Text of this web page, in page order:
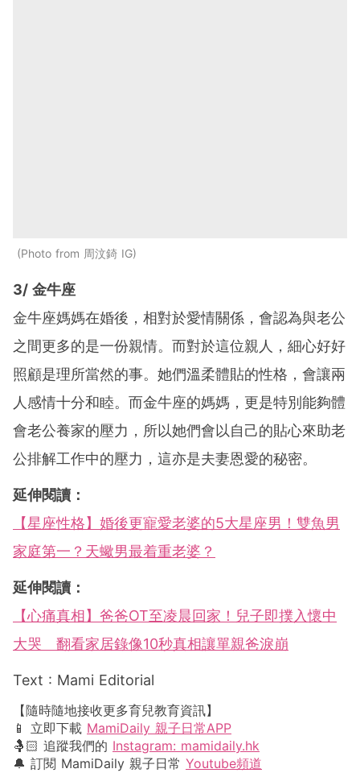
Photo from 周汶錡 IG
3/ 金牛座
金牛座媽媽在婚後，相對於愛情關係，會認為與老公
之間更多的是一份親情。而對於這位親人，細心好好
照顧是理所當然的事。她們溫柔體貼的性格，會讓兩
人感情十分和睦。而金牛座的媽媽，更是特別能夠體
會老公養家的壓力，所以她們會以自己的貼心來助老
公排解工作中的壓力，這亦是夫妻恩愛的秘密。
延伸閱讀：
【星座性格】婚後更寵愛老婆的5大星座男！雙魚男
家庭第一？天蠍男最着重老婆？
延伸閱讀：
【心痛真相】爸爸OT至凌晨回家！兒子即撲入懷中
大哭 翻看家居錄像10秒真相讓單親爸淚崩
Text : Mami Editorial
【隨時隨地接收更多育兒教育資訊】
📱 立即下載 MamiDaily 親子日常APP
🤱🏻 追蹤我們的 Instagram: mamidaily.hk
🔔 訂閱 MamiDaily 親子日常 Youtube頻道